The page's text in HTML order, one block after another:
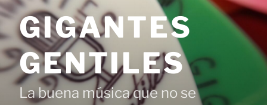
Saltar
contenido
GIGANTES
GENTILES
La buena música que no se